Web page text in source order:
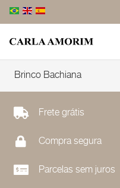
Brinco Bachiana
Frete grátis
Compra segura
Parcelas sem juros